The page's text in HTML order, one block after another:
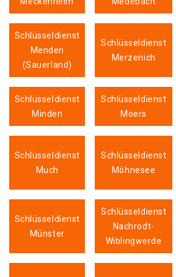
Schlüsseldienst
Menden
(Sauerland)
Schlüsseldienst
Merzenich
Schlüsseldienst
Minden
Schlüsseldienst
Moers
Schlüsseldienst
Much
Schlüsseldienst
Möhnesee
Schlüsseldienst
Münster
Schlüsseldienst
Nachrodt-
Wiblingwerde